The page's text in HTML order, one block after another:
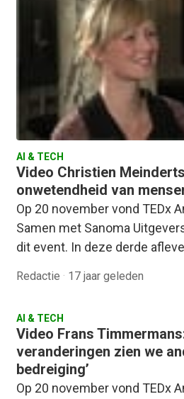
AI & TECH
Video Christien
onwetendheid van
Op 20 november vond TEDx
Samen met Sanoma
dit event. In deze derde
Redactie · 17 jaar geleden
AI & TECH
Video Frans
veranderingen zien we
bedreiging’
Op 20 november vond TEDx